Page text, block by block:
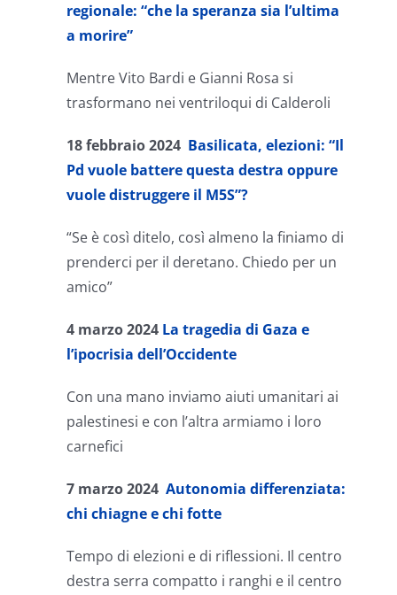
regionale: “che la speranza sia l’ultima
a morire”
Mentre Vito Bardi e Gianni Rosa si
trasformano nei ventriloqui di Calderoli
18 febbraio 2024 Basilicata, elezioni: “Il
Pd vuole battere questa destra oppure
vuole distruggere il M5S”?
“Se è così ditelo, così almeno la finiamo di
prenderci per il deretano. Chiedo per un
amico”
4 marzo 2024 La tragedia di Gaza e
l’ipocrisia dell’Occidente
Con una mano inviamo aiuti umanitari ai
palestinesi e con l’altra armiamo i loro
carnefici
7 marzo 2024 Autonomia differenziata:
chi chiagne e chi fotte
Tempo di elezioni e di riflessioni. Il centro
destra serra compatto i ranghi e il centro